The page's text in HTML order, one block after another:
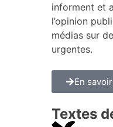
informent et
l’opinion
médias sur
urgentes.
En
Textes